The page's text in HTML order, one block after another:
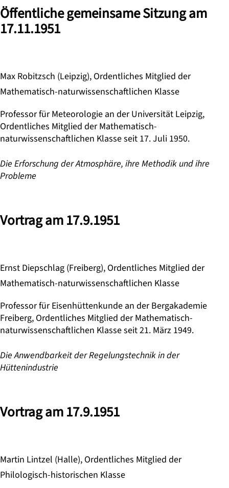
Öffentliche gemeinsame Sitzung am
17.11.1951
Max Robitzsch (Leipzig), Ordentliches Mitglied der
Mathematisch-naturwissenschaftlichen Klasse
Professor für Meteorologie an der Universität Leipzig,
Ordentliches Mitglied der Mathematisch-
naturwissenschaftlichen Klasse seit 17. Juli 1950.
Die Erforschung der Atmosphäre, ihre Methodik und ihre
Probleme
Vortrag am 17.9.1951
Ernst Diepschlag (Freiberg), Ordentliches Mitglied der
Mathematisch-naturwissenschaftlichen Klasse
Professor für Eisenhüttenkunde an der Bergakademie
Freiberg, Ordentliches Mitglied der Mathematisch-
naturwissenschaftlichen Klasse seit 21. März 1949.
Die Anwendbarkeit der Regelungstechnik in der
Hüttenindustrie
Vortrag am 17.9.1951
Martin Lintzel (Halle), Ordentliches Mitglied der
Philologisch-historischen Klasse